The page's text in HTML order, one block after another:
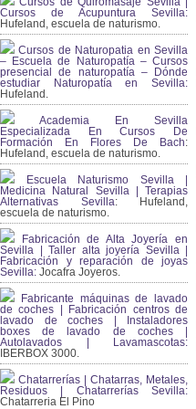
Cursos de Acupuntura Sevilla:
Hufeland, escuela de naturismo.
Cursos de Naturopatia en Sevilla
– Escuela de Naturopatía – Cursos
presencial de naturopatía – Dónde
estudiar Naturopatía en Sevilla:
Hufeland.
Academia En Sevilla
Especializada En Cursos De
Formación En Flores De Bach:
Hufeland, escuela de naturismo.
Escuela Naturismo Sevilla |
Medicina Natural Sevilla | Terapias
Alternativas Sevilla: Hufeland,
escuela de naturismo.
Fabricación de Alta Joyería en
Sevilla | Taller alta joyería Sevilla |
Fabricación y reparación de joyas
Sevilla: Jocafra Joyeros.
Fabricante máquinas de lavado
de coches | Fabricación centros de
lavado de coches | Instaladores
boxes de lavado de coches |
Autolavados | Lavamascotas:
IBERBOX 3000.
Chatarrerías | Chatarras, Metales,
Residuos | Chatarrerías Sevilla:
Chatarreria El Pino